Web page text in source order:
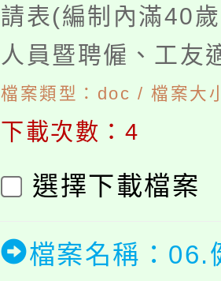
請表(編制內滿40
人員暨聘僱、工友
檔案類型：doc / 檔案大
下載次數：4
選擇下載檔案
檔案名稱：06.